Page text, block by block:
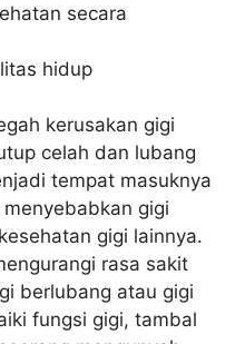
secara
hidup
kerusakan gigi
celah dan lubang
tempat masuknya
gigi
gigi lainnya.
rasa sakit
berlubang atau gigi
fungsi gigi, tambal